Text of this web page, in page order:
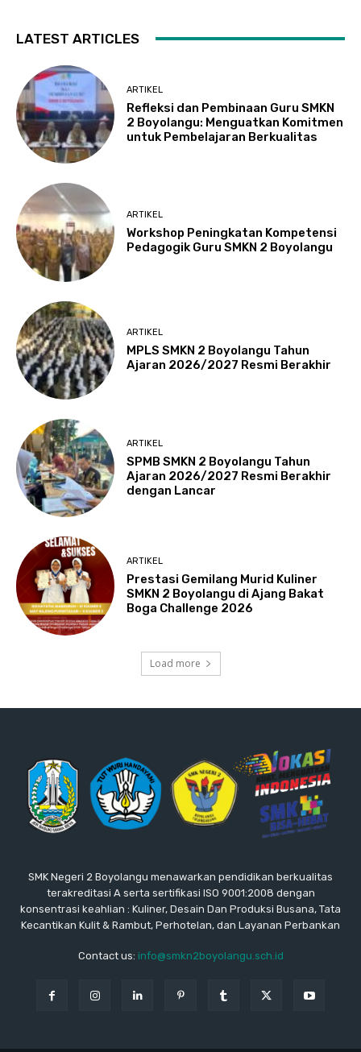
LATEST ARTICLES
ARTIKEL
Refleksi dan Pembinaan Guru SMKN
2 Boyolangu: Menguatkan Komitmen
untuk Pembelajaran Berkualitas
ARTIKEL
Workshop Peningkatan Kompetensi
Pedagogik Guru SMKN 2 Boyolangu
ARTIKEL
MPLS SMKN 2 Boyolangu Tahun
Ajaran 2026/2027 Resmi Berakhir
ARTIKEL
SPMB SMKN 2 Boyolangu Tahun
Ajaran 2026/2027 Resmi Berakhir
dengan Lancar
ARTIKEL
Prestasi Gemilang Murid Kuliner
SMKN 2 Boyolangu di Ajang Bakat
Boga Challenge 2026
Load more
SMK Negeri 2 Boyolangu menawarkan pendidikan berkualitas
terakreditasi A serta sertifikasi ISO 9001:2008 dengan
konsentrasi keahlian : Kuliner, Desain Dan Produksi Busana, Tata
Kecantikan Kulit & Rambut, Perhotelan, dan Layanan Perbankan
Contact us: info@smkn2boyolangu.sch.id